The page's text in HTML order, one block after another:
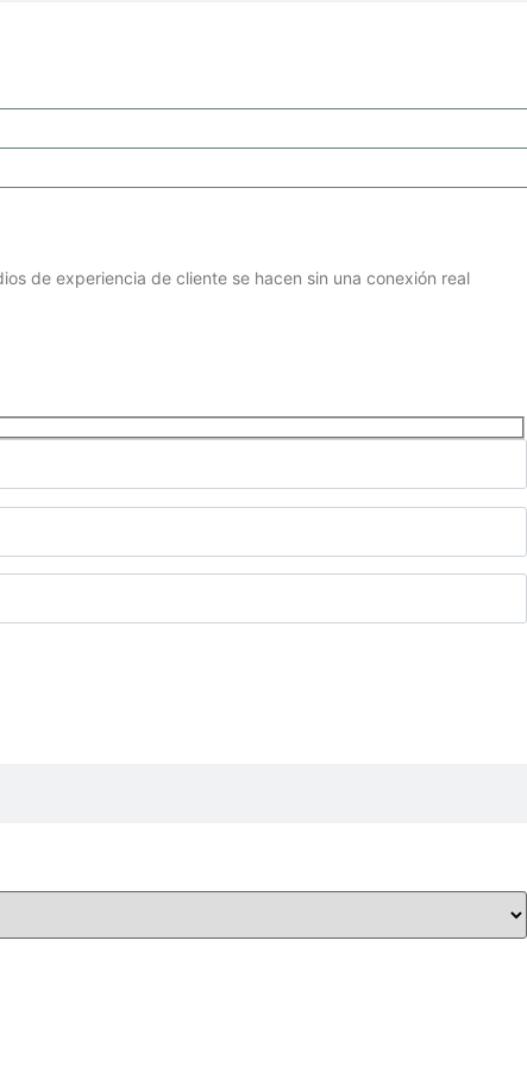
de experiencia de cliente se hacen sin una conexión real